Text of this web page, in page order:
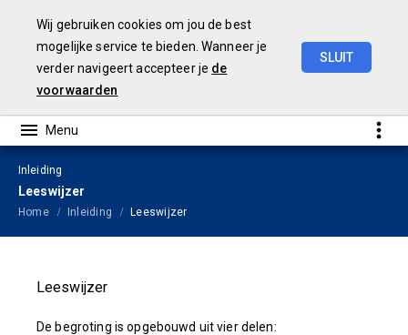
Wij gebruiken cookies om jou de best
mogelijke service te bieden. Wanneer je
verder navigeert accepteer je de
voorwaarden
SLUIT
Inleiding
Leeswijzer
Home Inleiding Leeswijzer
Leeswijzer
De begroting is opgebouwd uit vier delen: